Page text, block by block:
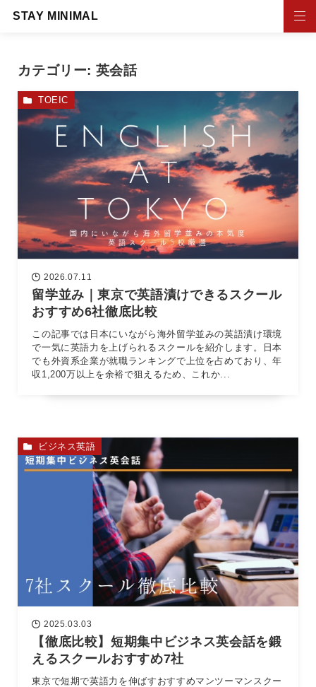
STAY MINIMAL
カテゴリー: 英会話
2026.07.11
留学並み｜東京で英語漬けできるスクール
おすすめ6社徹底比較
この記事では日本にいながら海外留学並みの英語漬け環境
で一気に英語力を上げられるスクールを紹介します。日本
でも外資系企業が就職ランキングで上位を占めており、年
収1,200万以上を余裕で狙えるため、これか...
TOEIC
2025.03.03
【徹底比較】短期集中ビジネス英会話を鍛
えるスクールおすすめ7社
東京で短期で英語力を伸ばすおすすめマンツーマンスクー
ビジネス英語